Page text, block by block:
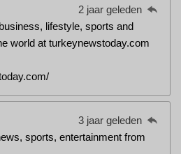
2 jaar geleden
lifestyle, sports and
world at turkeynewstoday.com
3 jaar geleden
sports, entertainment from